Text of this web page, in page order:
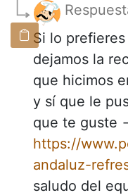
Si lo
dejamos la
que hicimos
y sí que le
que te guste
https://
andaluz-
saludo del